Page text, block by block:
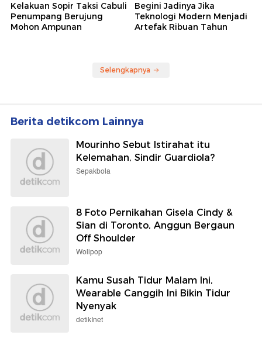
Kelakuan Sopir Taksi Cabuli
Penumpang Berujung
Mohon Ampunan
Begini Jadinya Jika
Teknologi Modern Menjadi
Artefak Ribuan Tahun
Selengkapnya
Berita detikcom Lainnya
Mourinho Sebut Istirahat itu
Kelemahan, Sindir Guardiola?
Sepakbola
8 Foto Pernikahan Gisela Cindy &
Sian di Toronto, Anggun Bergaun
Off Shoulder
Wolipop
Kamu Susah Tidur Malam Ini,
Wearable Canggih Ini Bikin Tidur
Nyenyak
detikInet